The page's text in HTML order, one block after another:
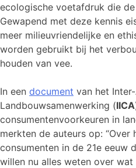
ecologische voetafdruk die
Gewapend met deze kennis
meer milieuvriendelijke en
worden gebruikt bij het
houden van vee.
In een document van het
Landbouwsamenwerking (IICA
consumentenvoorkeuren in
merkten de auteurs op: “Over
consumenten in de 21e eeuw
willen nu alles weten over